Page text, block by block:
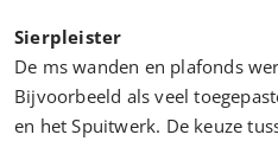
Sierpleister
De ms wanden en plafonds
Bijvoorbeeld als veel
en het Spuitwerk. De keuze